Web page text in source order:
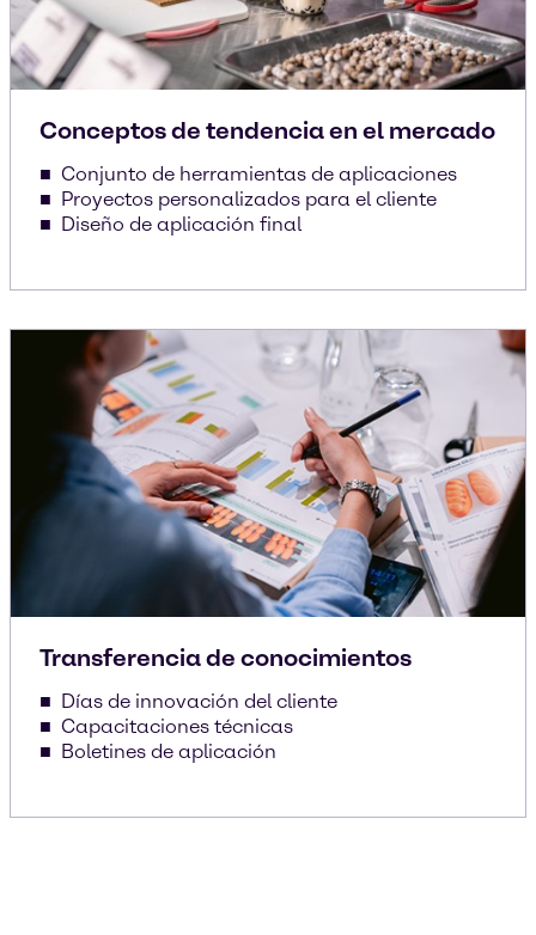
Conceptos de tendencia en el mercado
Conjunto de herramientas de aplicaciones
Proyectos personalizados para el cliente
Diseño de aplicación final
Transferencia de conocimientos
Días de innovación del cliente
Capacitaciones técnicas
Boletines de aplicación